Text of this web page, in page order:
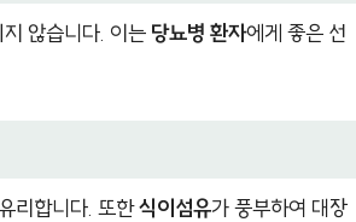
않습니다. 이는 당뇨병 환자에게 좋은 선
리합니다. 또한식이섬유가 풍부하여 대장